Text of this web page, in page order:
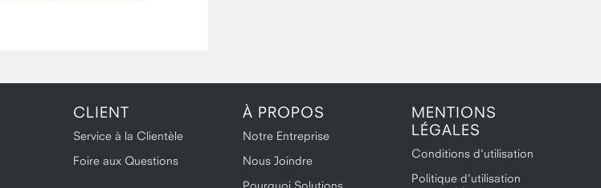
CLIENT
Service à la Clientèle
Foire aux Questions
À PROPOS
Notre Entreprise
Nous Joindre
MENTIONS
LÉGALES
Conditions d'utilisation
Politique d'utilisation